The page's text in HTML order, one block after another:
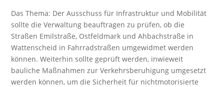
Das Thema: Der Ausschuss für Infrastruktur und Mobilität
sollte die Verwaltung beauftragen zu prüfen, ob die
Straßen Emilstraße, Ostfeldmark und Ahbachstraße in
Wattenscheid in Fahrradstraßen umgewidmet werden
können. Weiterhin sollte geprüft werden, inwieweit
bauliche Maßnahmen zur Verkehrsberuhigung umgesetzt
werden können, um die Sicherheit für nichtmotorisierte